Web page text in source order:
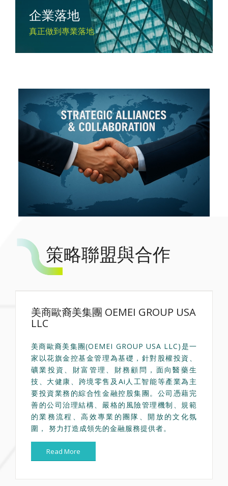
企業落地
真正做到專業落地
策略聯盟與合作
美商歐裔美集團 OEMEI GROUP USA
LLC
美商歐裔美集團(OEMEI GROUP USA LLC)是一
家以花旗金控基金管理為基礎，針對股權投資、
礦業投資、財富管理、財務顧問，面向醫藥生
技、大健康、跨境零售及Ai人工智能等產業為主
要投資業務的綜合性金融控股集團。公司憑藉完
善的公司治理結構、嚴格的風險管理機制、規範
的業務流程、高效專業的團隊、開放的文化氛
圍， 努力打造成領先的金融服務提供者。
Read More